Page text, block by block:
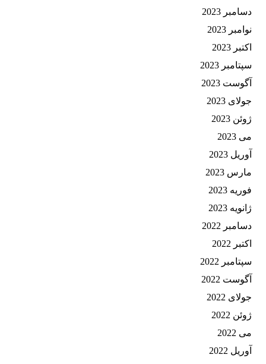
دسامبر 2023
نوامبر 2023
اکتبر 2023
سپتامبر 2023
آگوست 2023
جولای 2023
ژوئن 2023
می 2023
آوریل 2023
مارس 2023
فوریه 2023
ژانویه 2023
دسامبر 2022
اکتبر 2022
سپتامبر 2022
آگوست 2022
جولای 2022
ژوئن 2022
می 2022
آوریل 2022